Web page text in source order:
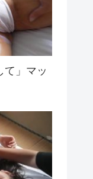
て」マッ